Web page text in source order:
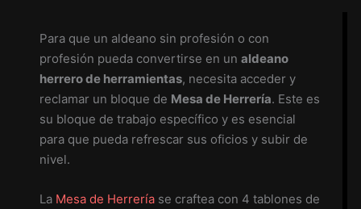
Para que un aldeano sin profesión o con
profesión pueda convertirse en un aldeano
herrero de herramientas, necesita acceder y
reclamar un bloque de Mesa de Herrería. Este es
su bloque de trabajo específico y es esencial
para que pueda refrescar sus oficios y subir de
nivel.
La Mesa de Herreríase craftea con 4 tablones de